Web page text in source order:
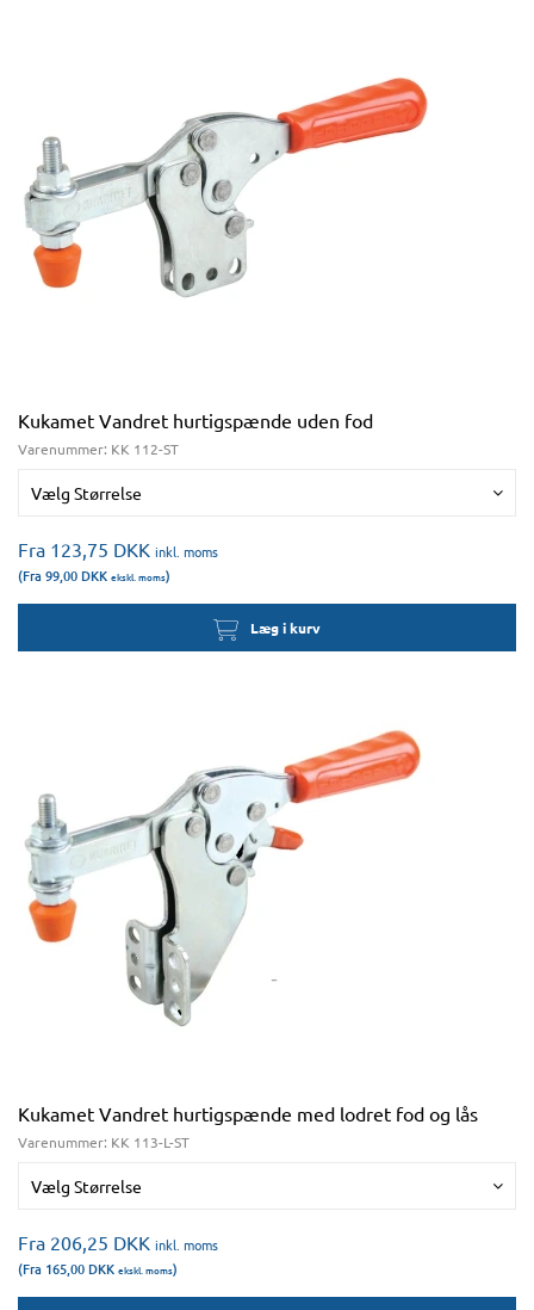
Kukamet Vandret hurtigspænde uden fod
Varenummer: KK 112-ST
Vælg Størrelse
Fra 123,75 DKK inkl. moms
(Fra 99,00 DKK ekskl. moms)
Læg i kurv
Kukamet Vandret hurtigspænde med lodret fod og lås
Varenummer: KK 113-L-ST
Vælg Størrelse
Fra 206,25 DKK inkl. moms
(Fra 165,00 DKK ekskl. moms)